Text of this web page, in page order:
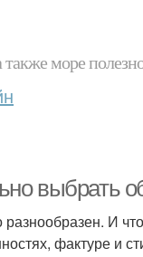
также море
выбрать
И
фактуре и